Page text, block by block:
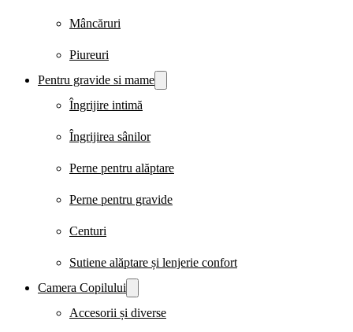
Mâncăruri
Piureuri
Pentru gravide si mame
Îngrijire intimă
Îngrijirea sânilor
Perne pentru alăptare
Perne pentru gravide
Centuri
Sutiene alăptare și lenjerie confort
Camera Copilului
Accesorii și diverse